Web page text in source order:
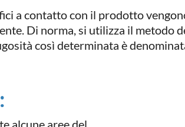
a contatto con il prodotto
Di norma, si utilizza il metodo
così determinata è
alcune aree del